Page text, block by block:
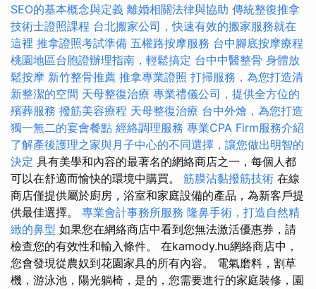
SEO的基本概念與定義 離婚相關法律與協助 傳統整復推拿
技術士證照課程 台北搬家公司，快速有效的搬家服務就在
這裡 推拿證照考試準備 五權路按摩服務 台中腳底按摩療程
桃園地區台胞證辦理指南，輕鬆搞定 台中中醫整骨 身體放
鬆按摩 新竹整骨推薦 推拿專業證照 打掃服務，為您打造清
新整潔的空間 天母整復治療 專業禮儀公司，提供全方位的
殯葬服務 撥筋美容療程 天母整復治療 台中外燴，為您打造
獨一無二的宴會餐點 經絡調理服務 專業CPA Firm服務介紹
了解產後護理之家與月子中心的不同選擇，讓您做出明智的
決定 具有美學和內容的最著名的網絡商店之一，每個人都
可以在舒適而愉快的環境中購買。 筋膜沾黏撥筋技術 在線
商店僅提供屬於廚房，浴室和家庭設備的產品，為新客戶提
供最佳選擇。 專業會計事務所服務 隆鼻手術，打造自然精
緻的鼻型 如果您在網絡商店中看到您無法激活優惠券，請
檢查您的有效性和輸入條件。 在kamody.hu網絡商店中，
您會發現從農奴到花園家具的所有內容。 電氣磨料，割草
機，游泳池，陽光躺椅，是的，您需要進行的家庭裝修，園